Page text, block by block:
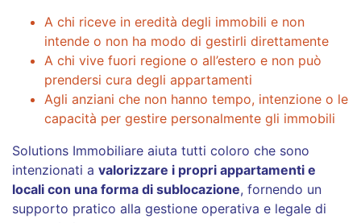
A chi riceve in eredità degli immobili e non
intende o non ha modo di gestirli direttamente
A chi vive fuori regione o all’estero e non può
prendersi cura degli appartamenti
Agli anziani che non hanno tempo, intenzione o le
capacità per gestire personalmente gli immobili
Solutions Immobiliare aiuta tutti coloro che sono
intenzionati a valorizzare i propri appartamenti e
locali con una forma di sublocazione, fornendo un
supporto pratico alla gestione operativa e legale di